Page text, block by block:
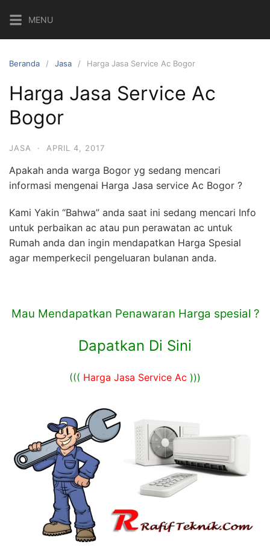
ke
konten
MENU
Beranda Jasa Harga Jasa Service Ac Bogor
Harga Jasa Service Ac
Bogor
JASA · APRIL 4, 2017
Apakah anda warga Bogor yg sedang mencari
informasi mengenai Harga Jasa service Ac Bogor ?
Kami Yakin “Bahwa” anda saat ini sedang mencari Info
untuk perbaikan ac atau pun perawatan ac untuk
Rumah anda dan ingin mendapatkan Harga Spesial
agar memperkecil pengeluaran bulanan anda.
Mau Mendapatkan Penawaran Harga spesial ?
Dapatkan Di Sini
((( Harga Jasa Service Ac )))